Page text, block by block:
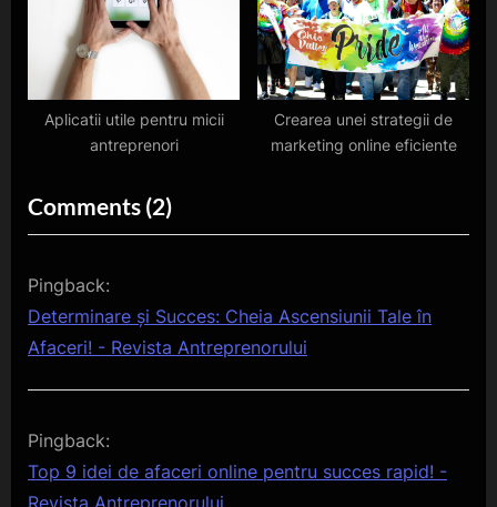
Aplicatii utile pentru micii
antreprenori
Crearea unei strategii de
marketing online eficiente
Comments (2)on
“Descoperă
Succesului
în
Pingback:
Determinare și Succes: Cheia Ascensiunii Tale în
Afaceri! - Revista Antreprenorului
Pingback:
Top 9 idei de afaceri online pentru succes rapid! -
Revista Antreprenorului